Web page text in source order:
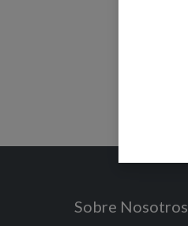
Sobre Nosotros